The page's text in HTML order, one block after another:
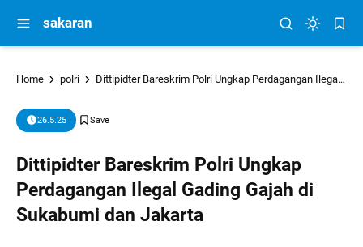
sakaran
Home polri Dittipidter Bareskrim Polri Ungkap Perdagangan Ilegal Gading Gajah di Sukabumi dan Jakarta
26.5.25
Dittipidter Bareskrim Polri Ungkap
Perdagangan Ilegal Gading Gajah di
Sukabumi dan Jakarta